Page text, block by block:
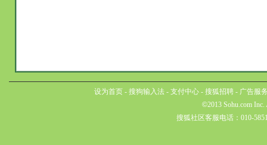
设为首页 - 搜狗输入法 - 支付中心 - 搜狐招聘 - 广告服
©2013 Sohu.com
搜狐社区客服电话：010-